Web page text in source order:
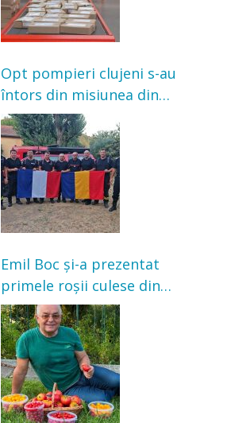
Opt pompieri clujeni s-au
întors din misiunea din
Franța. Au intervenit la
incendii de vegetație și
pădure
Emil Boc și-a prezentat
primele roșii culese din
grădină: „Niciun magazin
nu poate oferi această
satisfacție”